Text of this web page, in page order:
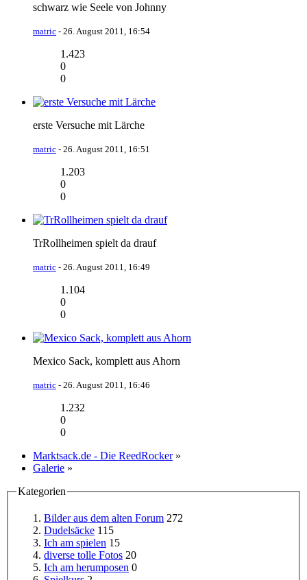
schwarz wie Seele von Johnny
matric - 26. August 2011, 16:54
1.423
0
0
erste Versuche mit Lärche
matric - 26. August 2011, 16:51
1.203
0
0
TrRollheimen spielt da drauf
matric - 26. August 2011, 16:49
1.104
0
0
Mexico Sack, komplett aus Ahorn
matric - 26. August 2011, 16:46
1.232
0
0
Marktsack.de - Die ReedRocker »
Galerie »
Kategorien
Bilder aus dem alten Forum 272
Dudelsäcke 115
Ich am spielen 15
diverse tolle Fotos 20
Ich am herumposen 0